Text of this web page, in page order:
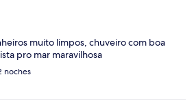
muito limpos, chuveiro com boa
pro mar maravilhosa
noches